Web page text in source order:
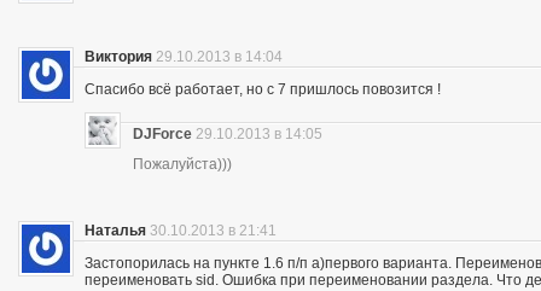
Виктория 29.10.2013 в 14:04
Спасибо всё работает, но с 7 пришлось повозится !
DJForce 29.10.2013 в 14:05
Пожалуйста)))
Наталья 30.10.2013 в 21:41
Застопорилась на пункте 1.6 п/п а)первого варианта.
переименовать sid. Ошибка при переименовании раздела. Что